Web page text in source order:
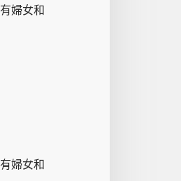
有婦女和
有婦女和